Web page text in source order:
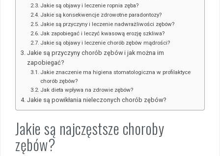
Jakie są objawy i leczenie ropnia zęba?
Jakie są konsekwencje zdrowotne paradontozy?
Jakie są przyczyny i leczenie nadwrażliwości zębów?
Jak zapobiegać i leczyć kwasową erozję szkliwa?
Jakie są objawy i leczenie chorób zębów mądrości?
Jakie są przyczyny chorób zębów i jak można im
zapobiegać?
Jakie znaczenie ma higiena stomatologiczna w profilaktyce
chorób zębów?
Jak dieta wpływa na zdrowie zębów?
Jakie są powikłania nieleczonych chorób zębów?
Jakie są najczęstsze choroby
zębów?